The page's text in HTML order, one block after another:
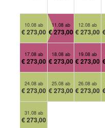
10.08 ab
€ 273,00
11.08 ab
€ 273,00
12.08 ab
€ 273,00
17.08 ab
€ 273,00
18.08 ab
€ 273,00
19.08 ab
€ 273,00
24.08 ab
€ 273,00
25.08 ab
€ 273,00
26.08 ab
€ 273,00
31.08 ab
€ 273,00